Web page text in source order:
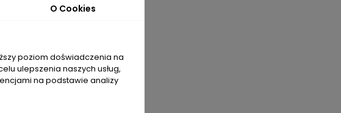
O Cookies
poziom doświadczenia na
ulepszenia naszych usług,
na podstawie analizy